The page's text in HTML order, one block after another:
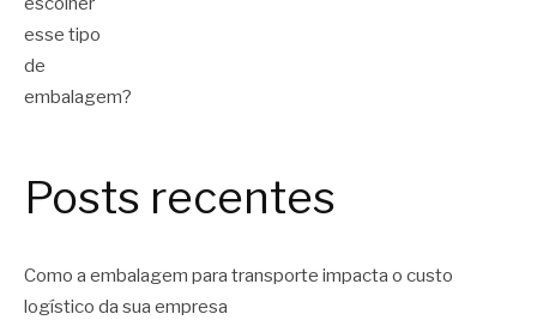
Posts recentes
Como a embalagem para transporte impacta o custo
logístico da sua empresa